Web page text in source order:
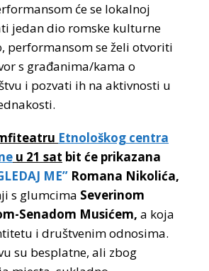
će se lokalnoj
jedan dio romske kulturne
performansom se želi otvoriti
s građanima/kama o
i pozvati ih na aktivnosti u
Etnološkog centra
u 21 sat bit će prikazana
ME” Romana Nikolića,
s glumcima Severinom
Senadom Musićem, a koja
i društvenim odnosima.
su besplatne, ali zbog